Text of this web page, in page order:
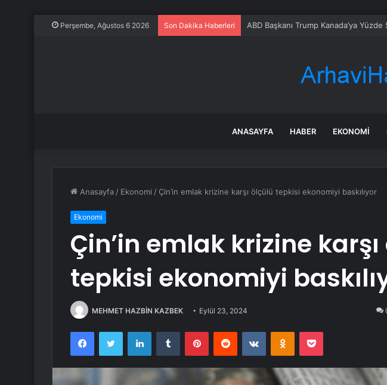
Perşembe, Ağustos 6 2026 Son Dakika Haberleri ABD Başkanı Trump Kanada’ya
ANASAYFA HABER EKONOMI
Anasayfa / Ekonomi / Çin’in emlak krizine karşı ölçülü tepkisi ekonomiyi baskılıyor
Ekonomi
Çin’in emlak krizine
tepkisi ekonomiyi
MEHMET HAZBİN KAZBEK Eylül 23, 2024
FacebookTwitter LinkedInTumblr PinterestReddit VKontakteOdnoklassniki
Pocket